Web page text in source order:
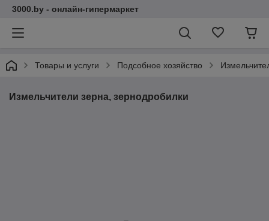
3000.by - онлайн-гипермаркет
Товары и услуги Подсобное хозяйство
Измельчители зерна, зернодробилки